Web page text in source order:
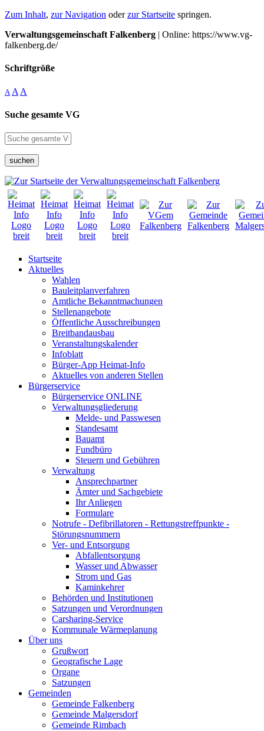
Zum Inhalt, zur Navigation oderzur Startseite springen.
Verwaltungsgemeinschaft Falkenberg | Online: https://www.vg-
falkenberg.de/
Schriftgröße
A A A
Suche gesamte VG
suchen
Startseite
Aktuelles
Wahlen
Bauleitplanverfahren
Amtliche Bekanntmachungen
Stellenangebote
Öffentliche Ausschreibungen
Breitbandausbau
Veranstaltungskalender
Infoblatt
Bürger-App Heimat-Info
Aktuelles von anderen Stellen
Bürgerservice
Bürgerservice ONLINE
Verwaltungsgliederung
Melde- und Passwesen
Standesamt
Bauamt
Fundbüro
Steuern und Gebühren
Verwaltung
Ansprechpartner
Ämter und Sachgebiete
Ihr Anliegen
Formulare
Notrufe - Defibrillatoren - Rettungstreffpunkte -
Störungsnummern
Ver- und Entsorgung
Abfallentsorgung
Wasser und Abwasser
Strom und Gas
Kaminkehrer
Behörden und Institutionen
Satzungen und Verordnungen
Carsharing-Service
Kommunale Wärmeplanung
Über uns
Grußwort
Geografische Lage
Organe
Satzungen
Gemeinden
Gemeinde Falkenberg
Gemeinde Malgersdorf
Gemeinde Rimbach